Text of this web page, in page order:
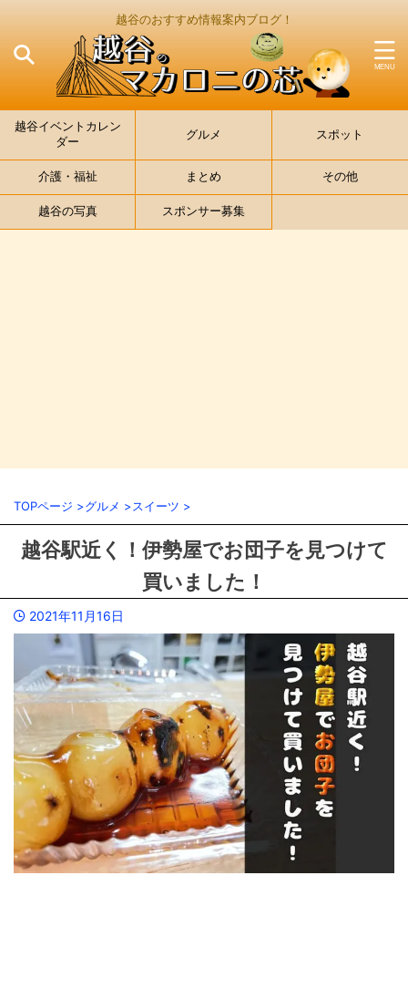
越谷のおすすめ情報案内ブログ！
越谷イベントカレン
ダー
グルメ スポット
介護・福祉 まとめ その他
越谷の写真 スポンサー募集
TOPページ >グルメ >スイーツ >
越谷駅近く！伊勢屋でお団子を見つけて
買いました！
2021年11月16日